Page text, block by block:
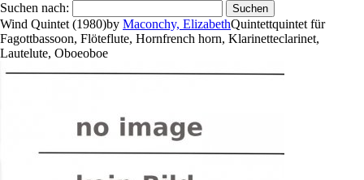
Suchen nach:
Wind Quintet (1980)by Maconchy, ElizabethQuintettquintet für
Fagottbassoon, Flöteflute, Hornfrench horn, Klarinetteclarinet,
Lautelute, Oboeoboe